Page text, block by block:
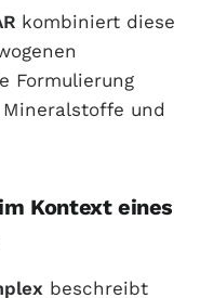
kombiniert diese
Formulierung
und
Kontext eines
beschreibt